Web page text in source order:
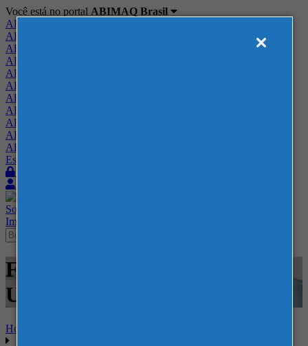
Você está no portal ABIMAQ Brasil
ABIMAQ Brasil
ABIMAQ Minas Gerais
ABIMAQ Norte-Nordeste
ABIMAQ Paraná
ABIMAQ Piracicaba
ABIMAQ Ribeirão Preto
ABIMAQ Rio de Janeiro
ABIMAQ Rio Grande do Sul
ABIMAQ Santa Catarina
ABIMAQ São Paulo
ABIMAQ Vale do Paraíba
Escritório de Relações Governamentais
Sobre
Imprensa
Feiras - Chicago, IL - Estados
Unidos - Feira Nacional -
Home